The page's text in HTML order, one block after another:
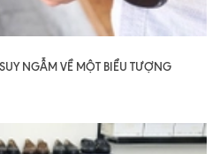
NGẪM VỀ MỘT BIỂU TƯỢNG